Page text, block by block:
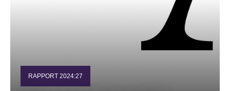
RAPPORT 2024:27